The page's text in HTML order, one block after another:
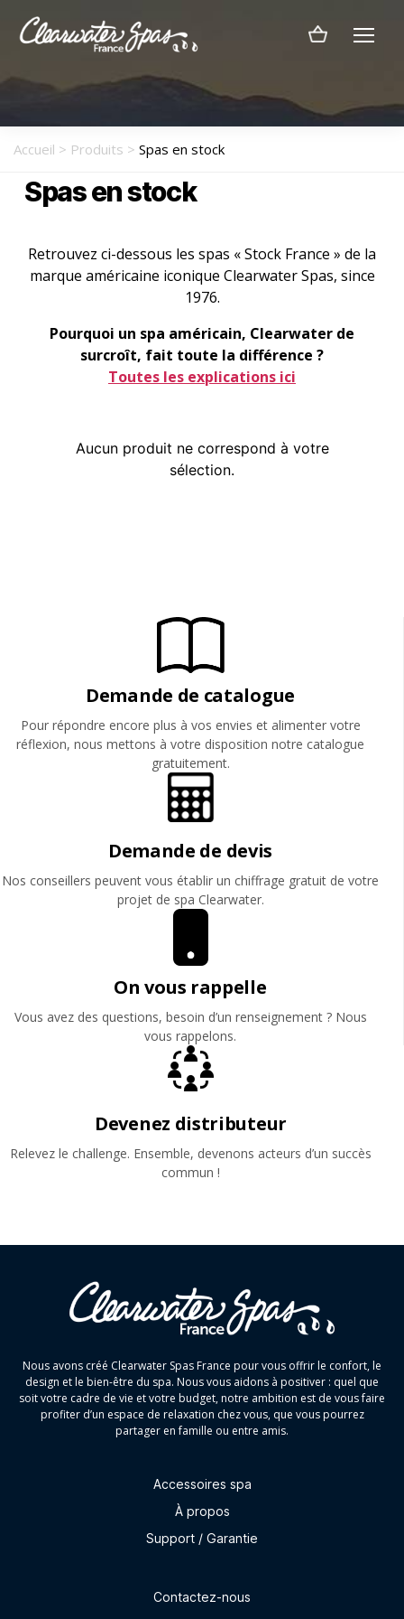
Spas
Accueil > Produits > Spas en stock
Spas en stock
Retrouvez ci-dessous les spas « Stock France » de la
marque américaine iconique Clearwater Spas, since
1976.
Pourquoi un spa américain, Clearwater de
surcroît, fait toute la différence ?
Toutes les explications ici
Aucun produit ne correspond à votre
sélection.
Demande de catalogue
Pour répondre encore plus à vos envies et alimenter votre
réflexion, nous mettons à votre disposition notre catalogue
gratuitement.
Demande de devis
Nos conseillers peuvent vous établir un chiffrage gratuit de votre
projet de spa Clearwater.
On vous rappelle
Vous avez des questions, besoin d’un renseignement ? Nous
vous rappelons.
Devenez distributeur
Relevez le challenge. Ensemble, devenons acteurs d’un succès
commun !
Nous avons créé Clearwater Spas France pour vous offrir le confort, le
design et le bien-être du spa. Nous vous aidons à positiver : quel que
soit votre cadre de vie et votre budget, notre ambition est de vous faire
profiter d’un espace de relaxation chez vous, que vous pourrez
partager en famille ou entre amis.
Accessoires spa
À propos
Support / Garantie
Contactez-nous